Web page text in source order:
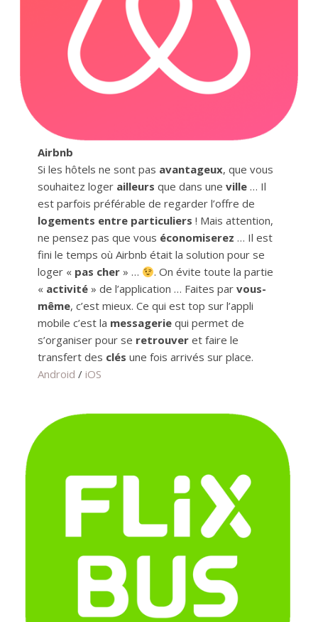
Airbnb
Si les hôtels ne sont pas avantageux, que vous
souhaitez loger ailleurs que dans une ville … Il
est parfois préférable de regarder l’offre de
logements entre particuliers ! Mais attention,
ne pensez pas que vous économiserez … Il est
fini le temps où Airbnb était la solution pour se
loger « pas cher» …
. On évite toute la partie
« activité» de l’application … Faites par vous-
même, c’est mieux. Ce qui est top sur l’appli
mobile c’est la messagerie qui permet de
s’organiser pour se retrouver et faire le
transfert des clés une fois arrivés sur place.
Android / iOS